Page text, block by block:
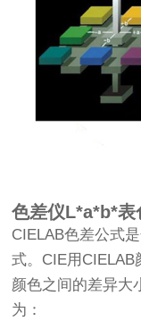
色差仪L*a*b*表
CIELAB色差公式
式。CIE用
颜色之间的差异大
为：